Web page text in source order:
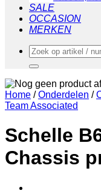
SALE
OCCASION
MERKEN
Zoeken
naar:
Home / Onderdelen /
Team Associated
Schelle
Chassis